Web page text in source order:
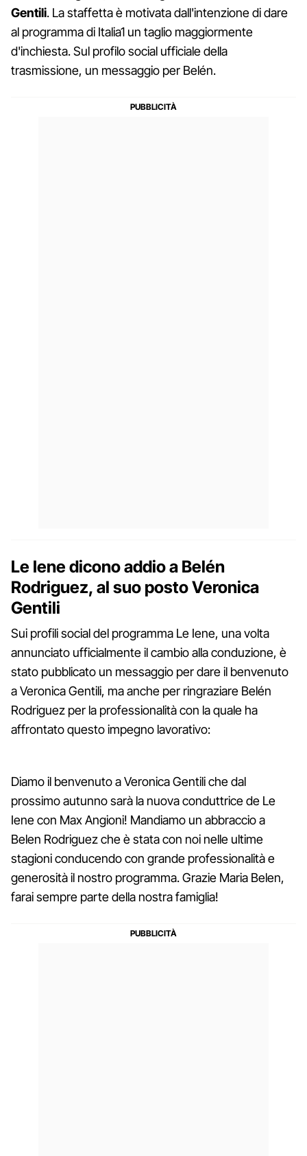
Gentili. La staffetta è motivata dall'intenzione di dare
al programma di Italia1 un taglio maggiormente
d'inchiesta. Sul profilo social ufficiale della
trasmissione, un messaggio per Belén.
Le Iene dicono addio a Belén
Rodriguez, al suo posto Veronica
Gentili
Sui profili social del programma Le Iene, una volta
annunciato ufficialmente il cambio alla conduzione, è
stato pubblicato un messaggio per dare il benvenuto
a Veronica Gentili, ma anche per ringraziare Belén
Rodriguez per la professionalità con la quale ha
affrontato questo impegno lavorativo:
Diamo il benvenuto a Veronica Gentili che dal
prossimo autunno sarà la nuova conduttrice de Le
Iene con Max Angioni! Mandiamo un abbraccio a
Belen Rodriguez che è stata con noi nelle ultime
stagioni conducendo con grande professionalità e
generosità il nostro programma. Grazie Maria Belen,
farai sempre parte della nostra famiglia!